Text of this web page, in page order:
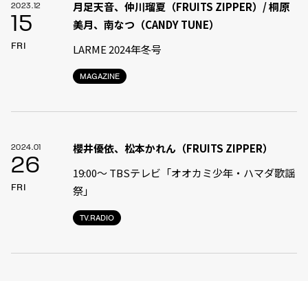
2023.12
15
FRI
MAGAZINE
月足天音、仲川瑠夏（FRUITS ZIPPER）/ 桐原
美月、南なつ（CANDY TUNE）
LARME 2024年冬号
2024.01
26
FRI
TV.RADIO
櫻井優依、松本かれん（FRUITS ZIPPER）
19:00〜 TBSテレビ「オオカミ少年・ハマダ歌謡
祭」